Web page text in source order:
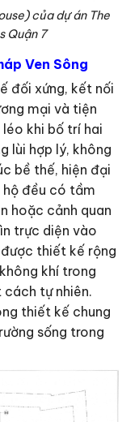
của dự án The
Quận 7
Ven Sông
đối xứng, kết nối
mại và tiện
khi bố trí hai
lùi hợp lý, không
bề thế, hiện đại
đều có tầm
hoặc cảnh quan
trực diện vào
thiết kế rộng
khí trong
tự nhiên.
thiết kế chung
sống trong